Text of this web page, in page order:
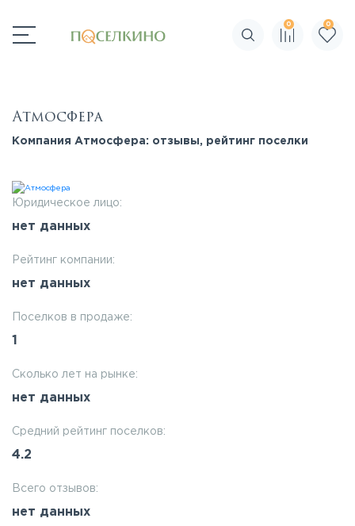
Поиск по сайту
0 0
Атмосфера
Компания Атмосфера: отзывы, рейтинг поселки
Юридическое лицо:
нет данных
Рейтинг компании:
нет данных
Поселков в продаже:
1
Сколько лет на рынке:
нет данных
Средний рейтинг поселков:
4.2
Всего отзывов:
нет данных